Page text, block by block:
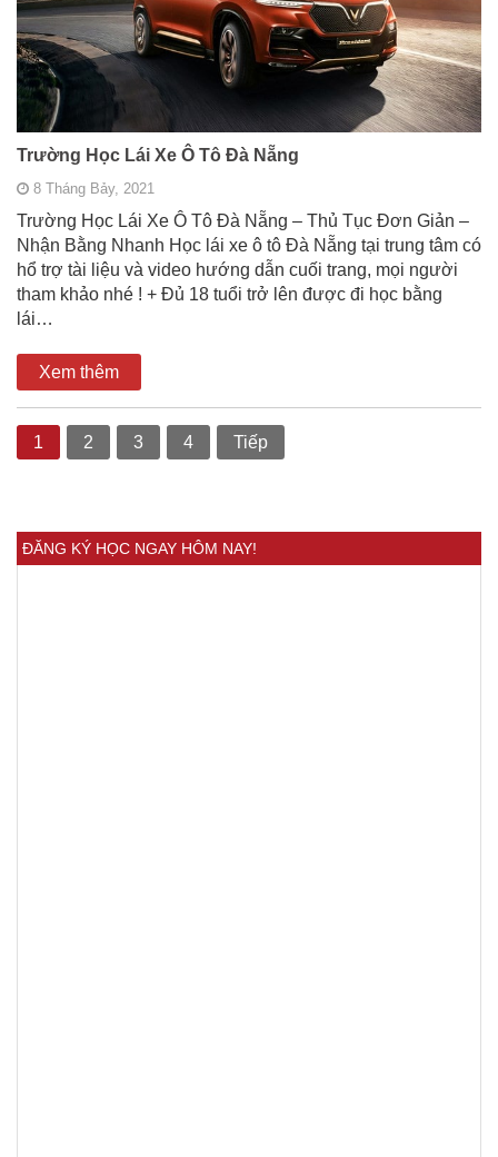
Trường Học Lái Xe Ô Tô Đà Nẵng
8 Tháng Bảy, 2021
Trường Học Lái Xe Ô Tô Đà Nẵng – Thủ Tục Đơn Giản –
Nhận Bằng Nhanh Học lái xe ô tô Đà Nẵng tại trung tâm có
hổ trợ tài liệu và video hướng dẫn cuối trang, mọi người
tham khảo nhé ! + Đủ 18 tuổi trở lên được đi học bằng
lái…
Xem thêm
1 2 3 4 Tiếp
ĐĂNG KÝ HỌC NGAY HÔM NAY!